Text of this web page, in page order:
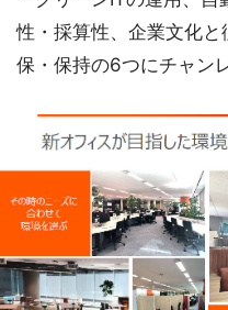
性・採算性、企業文化
保・保持の6つにチャン